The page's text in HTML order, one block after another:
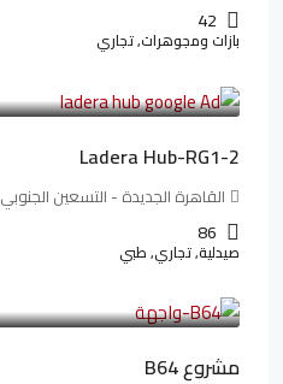
42
بازات ومجوهرات, تجاري
38,551,500LE
Ladera Hub-RG1-2
القاهرة الجديدة - التسعين الجنوبي
86
صيدلية, تجاري, طبي
3,125,000LE
مشروع B64